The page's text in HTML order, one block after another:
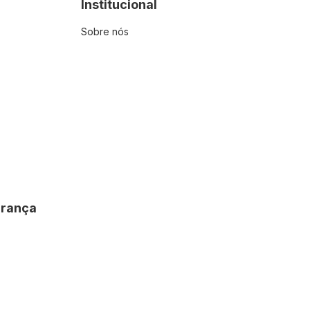
Institucional
Sobre nós